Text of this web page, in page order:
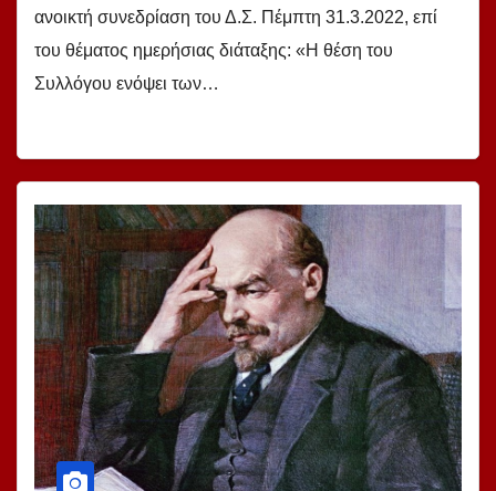
ανοικτή συνεδρίαση του Δ.Σ. Πέμπτη 31.3.2022, επί
του θέματος ημερήσιας διάταξης: «Η θέση του
Συλλόγου ενόψει των…